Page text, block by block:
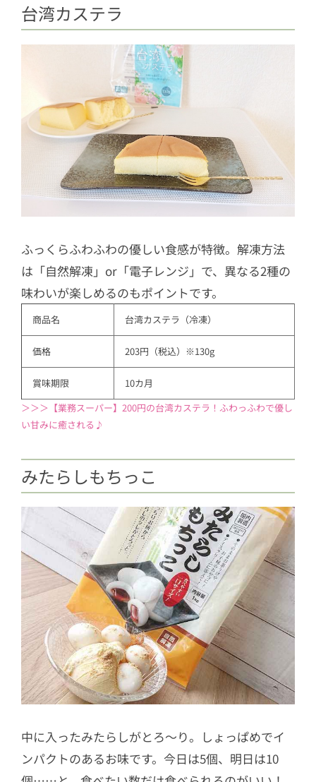
台湾カステラ
ふっくらふわふわの優しい食感が特徴。解凍方法
は「自然解凍」or「電子レンジ」で、異なる2種の
味わいが楽しめるのもポイントです。
商品名 台湾カステラ（冷凍）
価格 203円（税込）※130g
賞味期限
10カ月
＞＞＞【業務スーパー】200円の台湾カステラ！ふわっふわで優し
い甘みに癒される♪
みたらしもちっこ
中に入ったみたらしがとろ～り。しょっぱめでイ
ンパクトのあるお味です。今日は5個、明日は10